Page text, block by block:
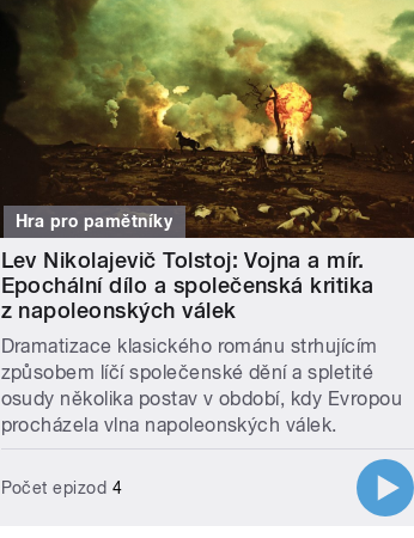
Hra pro pamětníky
Lev Nikolajevič Tolstoj: Vojna a mír.
Epochální dílo a společenská kritika
z napoleonských válek
Dramatizace klasického románu strhujícím
způsobem líčí společenské dění a spletité
osudy několika postav v období, kdy Evropou
procházela vlna napoleonských válek.
Počet epizod 4